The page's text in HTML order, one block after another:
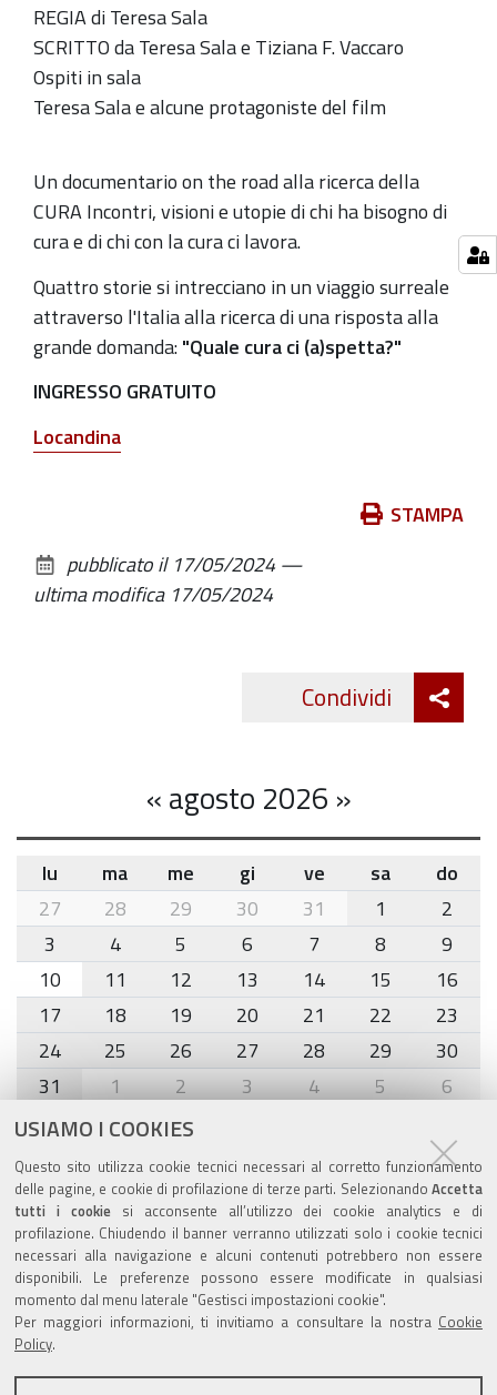
USIAMO I COOKIES
Questo sito utilizza cookie tecnici necessari al corretto funzionamento
delle pagine, e cookie di profilazione di terze parti. Selezionando Accetta
tutti i cookiesi acconsente all’utilizzo dei cookie analytics e di
profilazione. Chiudendo il banner verranno utilizzati solo i cookie tecnici
necessari alla navigazione e alcuni contenuti potrebbero non essere
disponibili. Le preferenze possono essere modificate in qualsiasi
momento dal menu laterale "Gestisci impostazioni cookie".
Per maggiori informazioni, ti invitiamo a consultare la nostra Cookie
Policy.
2024-
05-
28T17:00:00+02:00
di
Neuroscienze
del
Servizio
Sanitario
Nazionale
Romagna,
ASC
Insieme
di
Bologna
Distretto
per
Caregiver
Day
REGIA di Teresa Sala
SCRITTO da Teresa Sala e Tiziana F. Vaccaro
Ospiti in sala
Teresa Sala e alcune protagoniste del film
Un documentario on the road alla ricerca della
CURA Incontri, visioni e utopie di chi ha bisogno di
cura e di chi con la cura ci lavora.
Quattro storie si intrecciano in un viaggio surreale
attraverso l'Italia alla ricerca di una risposta alla
grande domanda:"Quale cura ci (a)spetta?"
INGRESSO GRATUITO
Locandina
documento
STAMPA
pubblicato il 17/05/2024—
ultima modifica 17/05/2024
Condividi
«agosto 2026 »
month-
8
lu ma me gi ve sa
do
27
28 29 30 31 1
2
3
4 5 6 7 8
9
10
11 12 13 14 15
16
17
18 19 20 21 22
23
24
25 26 27 28 29
30
31
1 2 3 4 5 6
Agenda eventi
torna alla sezione
Valuta questo sito